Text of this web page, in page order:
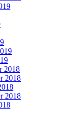
2018
2018
2018